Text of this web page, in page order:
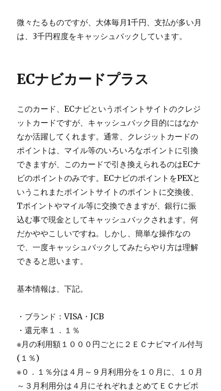
微々たるものですが、大体毎月1千円、支払が多い月
は、3千円程度をキャッシュバックしています。
ECナビカードプラス
このカード、ECナビというポイントサイトのクレジ
ットカードですが、キャッシュバック目的にはなか
なか活躍してくれます。通常、クレジットカードの
ポイントは、マイル等のいろいろなポイントに引換
できますが、このカードで引き換えられるのはECナ
ビのポイントのみです。ECナビのポイントをPEXと
いうこれまたポイントサイトのポイントに交換後、
Tポイントやマイル等に交換できますが、銀行に振
込む事で現金としてキャッシュバックされます。何
だかややこしいですね。しかし、簡単な操作なの
で、一度キャッシュバックしてみたらやり方は理解
できると思います。
基本情報は、下記。
・ブランド：VISA・JCB
・還元率１．１％
※月の利用額１０００円ごとに２ＥＣナビマイル付与
(１％)
※０．１％分は４月～９月利用分を１０月に、１０月
～３月利用分は４月にそれぞれまとめてＥＣナビポ